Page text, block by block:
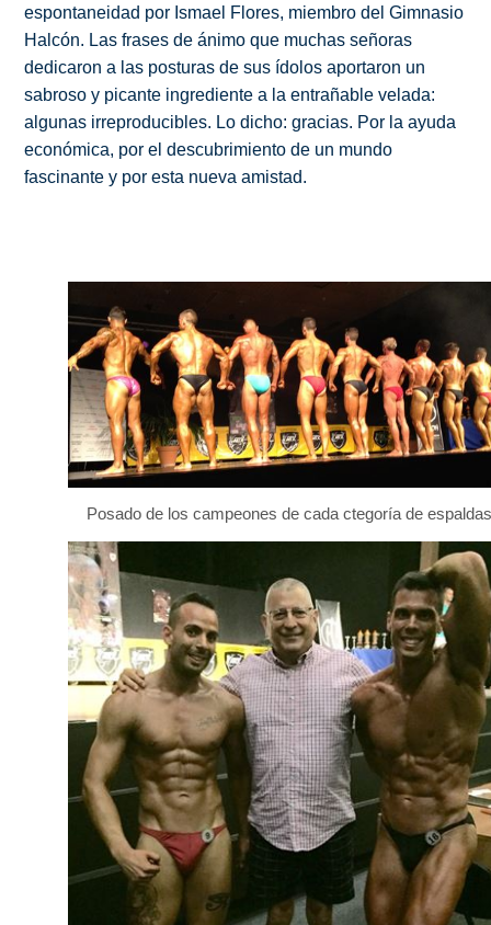
espontaneidad por Ismael Flores, miembro del Gimnasio
Halcón. Las frases de ánimo que muchas señoras
dedicaron a las posturas de sus ídolos aportaron un
sabroso y picante ingrediente a la entrañable velada:
algunas irreproducibles. Lo dicho: gracias. Por la ayuda
económica, por el descubrimiento de un mundo
fascinante y por esta nueva amistad.
Posado de los campeones de cada ctegoría de espaldas